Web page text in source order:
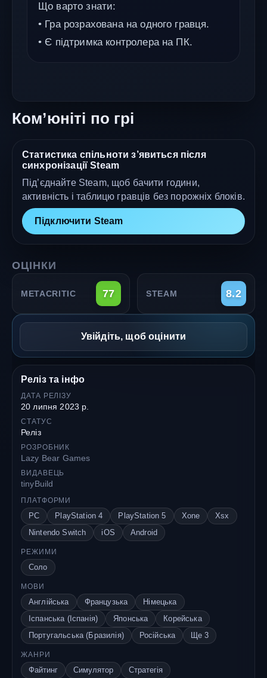
Що варто знати:
• Гра розрахована на одного гравця.
• Є підтримка контролера на ПК.
Ком’юніті по грі
Статистика спільноти з’явиться після
синхронізації Steam
Під’єднайте Steam, щоб бачити години,
активність і таблицю гравців без порожніх блоків.
Підключити Steam
ОЦІНКИ
METACRITIC 77 STEAM 8.2
Увійдіть, щоб оцінити
Реліз та інфо
ДАТА РЕЛІЗУ
20 липня 2023 р.
СТАТУС
Реліз
РОЗРОБНИК
Lazy Bear Games
ВИДАВЕЦЬ
tinyBuild
ПЛАТФОРМИ
PC PlayStation 4 PlayStation 5 Xone
Xsx
Nintendo Switch
iOS Android
РЕЖИМИ
Соло
МОВИ
Англійська Французька
Німецька
Іспанська (Іспанія)
Японська
Корейська
Португальська (Бразилія)
Російська Ще 3
ЖАНРИ
Файтинг Симулятор Стратегія